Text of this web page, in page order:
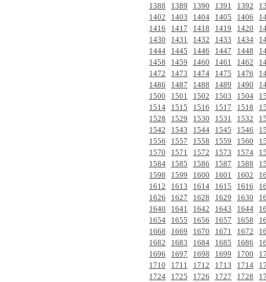
1388
1389 1390 1391 1392
1402
1403 1404 1405 1406
1416
1417 1418 1419 1420
1430
1431 1432 1433 1434
1444
1445 1446 1447 1448
1458
1459 1460 1461 1462
1472
1473 1474 1475 1476
1486
1487 1488 1489 1490
1500
1501 1502 1503 1504
1514
1515 1516 1517 1518
1528
1529 1530 1531 1532
1542
1543 1544 1545 1546
1556
1557 1558 1559 1560
1570
1571 1572 1573 1574
1584
1585 1586 1587 1588
1598
1599 1600 1601 1602
1612
1613 1614 1615 1616
1626
1627 1628 1629 1630
1640
1641 1642 1643 1644
1654
1655 1656 1657 1658
1668
1669 1670 1671 1672
1682
1683 1684 1685 1686
1696
1697 1698 1699 1700
1710
1711 1712 1713 1714
1724
1725 1726 1727 1728